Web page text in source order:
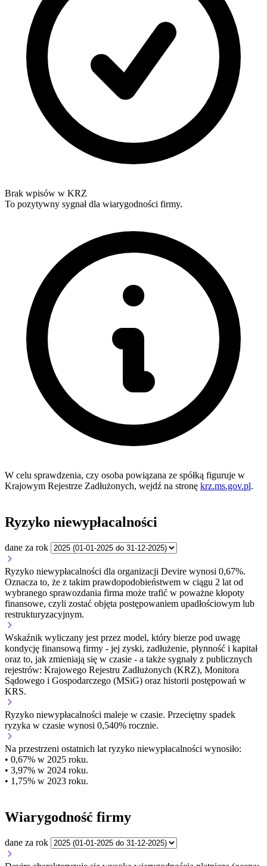
Brak wpisów w KRZ
To pozytywny sygnał dla wiarygodności firmy.
W celu sprawdzenia, czy osoba powiązana ze spółką figuruje w
Krajowym Rejestrze Zadłużonych, wejdź na stronę krz.ms.gov.pl.
Ryzyko niewypłacalności
dane za rok
Ryzyko niewypłacalności dla organizacji Devire wynosi 0,67%.
Oznacza to, że z takim prawdopodobieństwem w ciągu 2 lat od
wybranego sprawozdania firma może trafić w poważne kłopoty
finansowe, czyli zostać objęta postępowaniem upadłościowym lub
restrukturyzacyjnym.
Wskaźnik wyliczany jest przez model, który bierze pod uwagę
kondycję finansową firmy - jej zyski, zadłużenie, płynność i kapitał
oraz to, jak zmieniają się w czasie - a także sygnały z publicznych
rejestrów: Krajowego Rejestru Zadłużonych (KRZ), Monitora
Sądowego i Gospodarczego (MSiG) oraz historii postępowań w
KRS.
Ryzyko niewypłacalności maleje w czasie. Przeciętny spadek
ryzyka w czasie wynosi 0,540% rocznie.
Na przestrzeni ostatnich lat ryzyko niewypłacalności wynosiło:
• 0,67% w 2025 roku.
• 3,97% w 2024 roku.
• 1,75% w 2023 roku.
Wiarygodność firmy
dane za rok